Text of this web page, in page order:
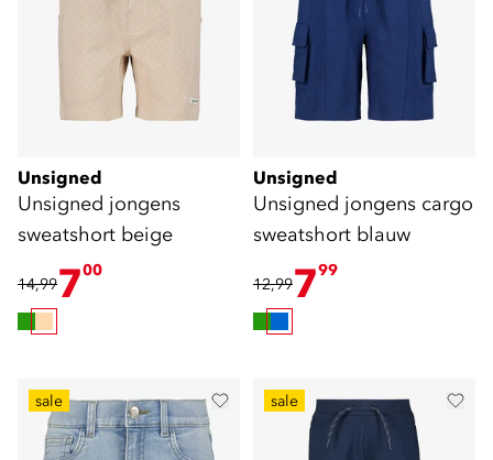
Unsigned
Unsigned jongens
sweatshort beige
14,99700
Unsigned
Unsigned jongens cargo
sweatshort blauw
12,99799
sale sale